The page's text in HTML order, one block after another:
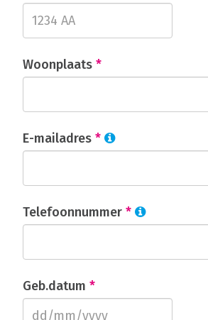
Woonplaats *
E-mailadres *
Telefoonnummer *
Geb.datum *